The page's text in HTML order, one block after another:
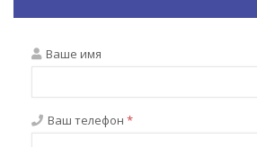
Ваше имя
Ваш телефон *